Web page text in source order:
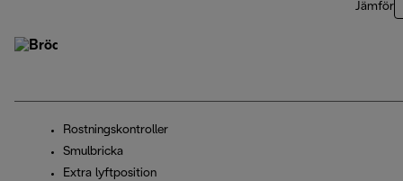
Jämför
Rostningskontroller
Smulbricka
Extra lyftposition